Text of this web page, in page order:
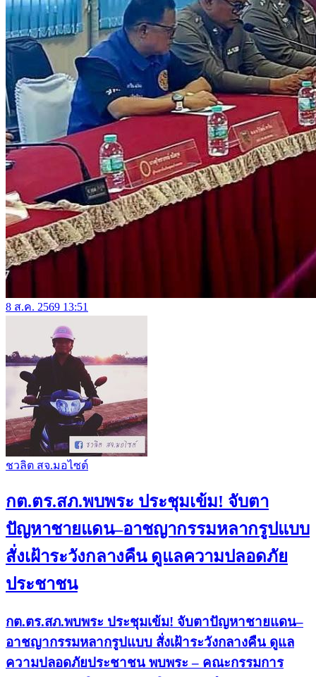
8 ส.ค. 2569 13:51
ชวลิต สจ.มอไซต์
กต.ตร.สภ.พบพระ ประชุมเข้ม! จับตา
ปัญหาชายแดน–อาชญากรรมหลากรูปแบบ
สั่งเฝ้าระวังกลางคืน ดูแลความปลอดภัย
ประชาชน
กต.ตร.สภ.พบพระ ประชุมเข้ม! จับตาปัญหาชายแดน–
อาชญากรรมหลากรูปแบบ สั่งเฝ้าระวังกลางคืน ดูแล
ความปลอดภัยประชาชน พบพระ – คณะกรรมการ